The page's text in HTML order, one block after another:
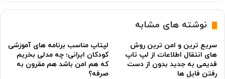
نوشته های مشابه
سریع ترین و امن ترین روش
های انتقال اطلاعات از لپ تاپ
قدیمی به جدید بدون از دست
رفتن فایل ها
لپتاپ مناسب برنامه های آموزشی
کودکان ایرانی؛ چه مدلی بخریم
که هم امن باشد هم مقرون به
صرفه؟